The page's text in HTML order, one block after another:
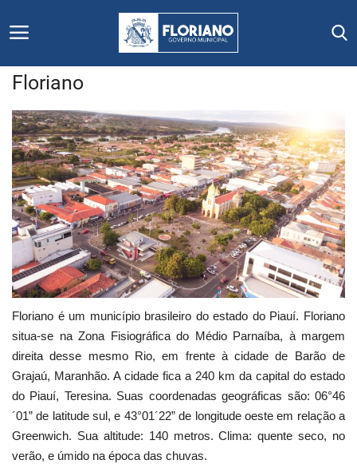
Início
Editais
Floriano
Secretarias e Órgãos
Mural de Licitações
Notícias
Vídeos
Webmail
Contato
Floriano
Floriano é um município brasileiro do estado do Piauí. Floriano
situa-se na Zona Fisiográfica do Médio Parnaíba, à margem
direita desse mesmo Rio, em frente à cidade de Barão de
Grajaú, Maranhão. A cidade fica a 240 km da capital do estado
do Piauí, Teresina. Suas coordenadas geográficas são: 06°46
´01” de latitude sul, e 43°01´22” de longitude oeste em relação a
Greenwich. Sua altitude: 140 metros. Clima: quente seco, no
verão, e úmido na época das chuvas.